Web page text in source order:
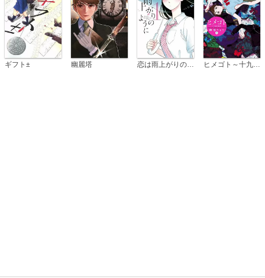
ギフト± 幽麗塔 ヒメゴト～十九歳の制服～